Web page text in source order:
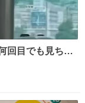
回目でも見ちゃ